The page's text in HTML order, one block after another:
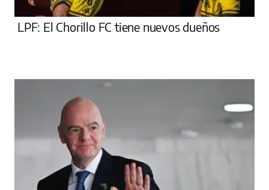
LPF: El Chorillo FC tiene nuevos dueños